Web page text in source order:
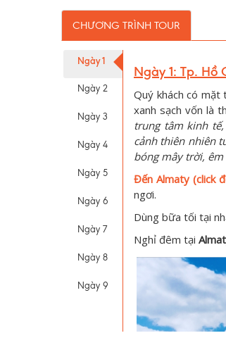
CHƯƠNG TRÌNH TOUR
Ngày 1
Ngày 2
Ngày 3
Ngày 4
Ngày 5
Ngày 6
Ngày 7
Ngày 8
Ngày 9
Ngày 1: Tp.
Quý khách có mặt
xanh sạch vốn là
trung tâm kinh
cảnh thiên nhiên
bóng mây trời,
Đến Almaty (click
ngơi.
Dùng bữa tối tại
Nghỉ đêm tại